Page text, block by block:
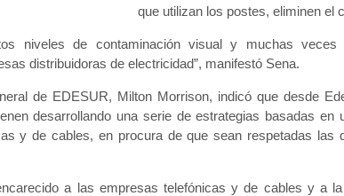
que utilizan los postes, eliminen el
niveles de contaminación visual y muchas
distribuidoras de electricidad”, manifestó Sena.
de EDESUR, Milton Morrison, indicó que desde
desarrollando una serie de estrategias basadas en
y de cables, en procura de que sean respetadas las
a las empresas telefónicas y de cables y a